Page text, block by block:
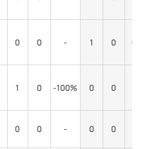
0 0 - 1 0 0%
1 0 -100% 0 0
0 0 - 0 0